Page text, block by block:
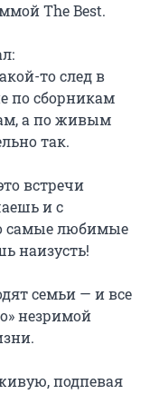
The Best.
то след в
по сборникам
а по живым
так.
встречи
и c
самые любимые
наизусть!
семьи — и все
незримой
подпевая